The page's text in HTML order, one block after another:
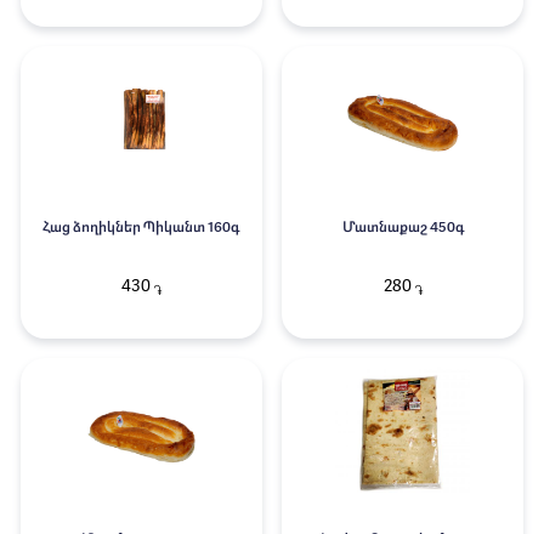
Հաց ձողիկներ Պիկանտ 160գ
430֏
Մատնաքաշ 450գ
280֏